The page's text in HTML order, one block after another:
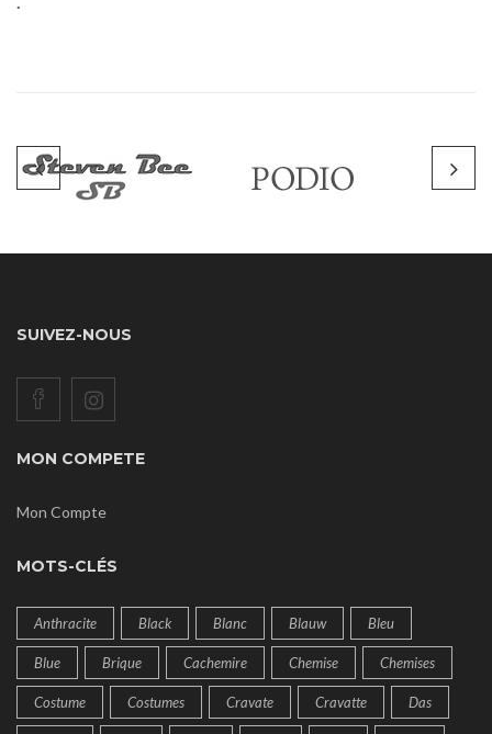
SUIVEZ-NOUS
MON COMPETE
Mon Compte
MOTS-CLÉS
Anthracite Black Blanc Blauw Bleu
Blue Brique Cachemire Chemise Chemises
Costume Costumes Cravate Cravatte Das